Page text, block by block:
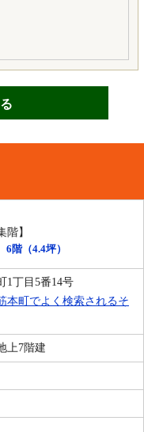
階】
6階（4.4坪）
1丁目5番14号
本町でよく検索されるそ
上7階建